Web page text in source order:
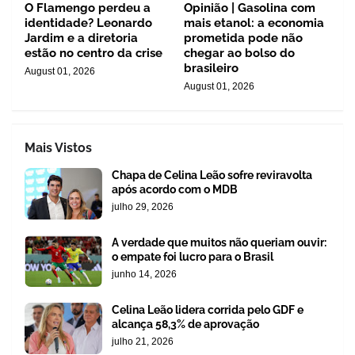
O Flamengo perdeu a
identidade? Leonardo
Jardim e a diretoria
estão no centro da crise
August 01, 2026
Opinião | Gasolina com
mais etanol: a economia
prometida pode não
chegar ao bolso do
brasileiro
August 01, 2026
Mais Vistos
Chapa de Celina Leão sofre reviravolta
após acordo com o MDB
julho 29, 2026
A verdade que muitos não queriam ouvir:
o empate foi lucro para o Brasil
junho 14, 2026
Celina Leão lidera corrida pelo GDF e
alcança 58,3% de aprovação
julho 21, 2026